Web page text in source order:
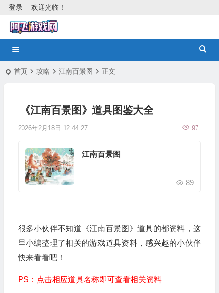
欢迎光临！
登录
首页 攻略 江南百景图 正文
《江南百景图》道具图鉴大全
2026年2月18日 12:44:27 97
江南百景图
89
很多小伙伴不知道《江南百景图》道具的都资料，这
里小编整理了相关的游戏道具资料，感兴趣的小伙伴
快来看看吧！
PS：点击相应道具名称即可查看相关资料